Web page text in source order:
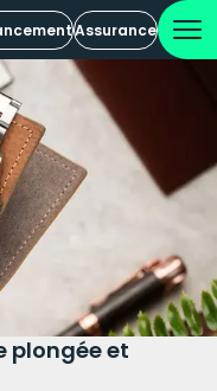
Assurance
plongée et